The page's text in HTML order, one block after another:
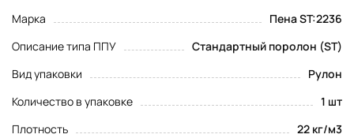
Марка
Пена ST:2236
Описание типа ППУ
Стандартный поролон (ST)
Вид упаковки
Рулон
Количество в упаковке
1 шт
Плотность
22 кг/м3